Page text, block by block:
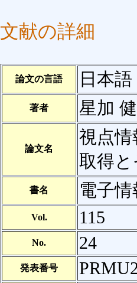
文献の詳細
論文の言語 日本語
著者 星加
論文名
視点
取得
書名 電子
Vol. 115
No. 24
発表番号